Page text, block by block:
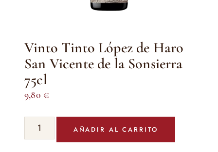
Vinto Tinto López de Haro
San Vicente de la Sonsierra
75cl
9,80 €
Vinto
Tinto
AÑADIR AL CARRITO